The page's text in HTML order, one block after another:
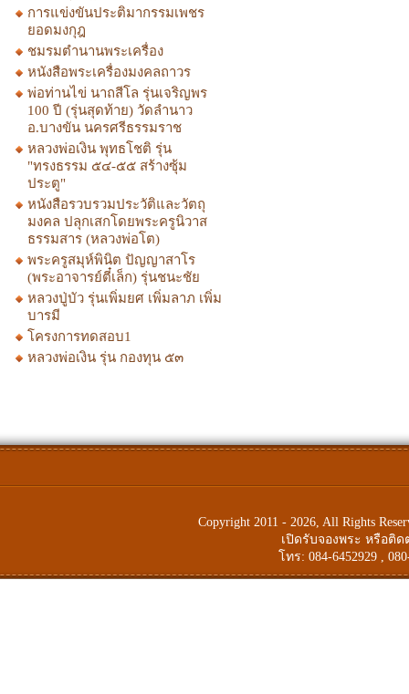
การแข่งขันประติมากรรมเพชร
ยอดมงกุฎ
ชมรมตำนานพระเครื่อง
หนังสือพระเครื่องมงคลถาวร
พ่อท่านไข่ นาถสีโล รุ่นเจริญพร
100 ปี (รุ่นสุดท้าย) วัดลำนาว
อ.บางขัน นครศรีธรรมราช
หลวงพ่อเงิน พุทธโชติ รุ่น
"ทรงธรรม ๕๔-๕๕ สร้างซุ้ม
ประตู"
หนังสือรวบรวมประวัติและวัตถุ
มงคล ปลุกเสกโดยพระครูนิวาส
ธรรมสาร (หลวงพ่อโต)
พระครูสมุห์พินิต ปัญญาสาโร
(พระอาจารย์ตี๋เล็ก) รุ่นชนะชัย
หลวงปู่บัว รุ่นเพิ่มยศ เพิ่มลาภ เพิ่ม
บารมี
โครงการทดสอบ1
หลวงพ่อเงิน รุ่น กองทุน ๕๓
Copyright 2011 - 2026, All Rights
เปิดรับจองพระ หรือติ
โทร: 084-6452929 ,